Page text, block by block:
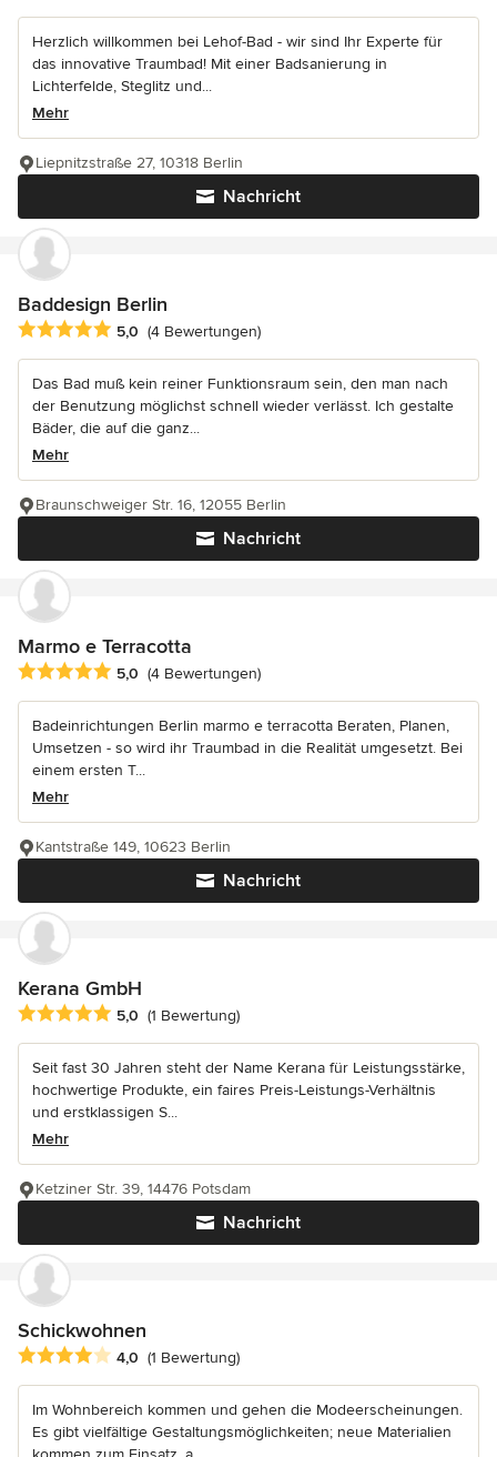
Herzlich willkommen bei Lehof-Bad - wir sind Ihr Experte für
das innovative Traumbad! Mit einer Badsanierung in
Lichterfelde, Steglitz und...
Mehr
Nachricht
Liepnitzstraße 27, 10318 Berlin
Baddesign Berlin
Durchschnittliche Bewertung: 5 von 5 Sternen
5,0 (4 Bewertungen)
Das Bad muß kein reiner Funktionsraum sein, den man nach
der Benutzung möglichst schnell wieder verlässt. Ich gestalte
Bäder, die auf die ganz...
Mehr
Nachricht
Braunschweiger Str. 16, 12055 Berlin
Marmo e Terracotta
Durchschnittliche Bewertung: 5 von 5 Sternen
5,0 (4 Bewertungen)
Badeinrichtungen Berlin marmo e terracotta Beraten, Planen,
Umsetzen - so wird ihr Traumbad in die Realität umgesetzt. Bei
einem ersten T...
Mehr
Nachricht
Kantstraße 149, 10623 Berlin
Kerana GmbH
Durchschnittliche Bewertung: 5 von 5 Sternen
5,0 (1 Bewertung)
Seit fast 30 Jahren steht der Name Kerana für Leistungsstärke,
hochwertige Produkte, ein faires Preis-Leistungs-Verhältnis
und erstklassigen S...
Mehr
Nachricht
Ketziner Str. 39, 14476 Potsdam
Schickwohnen
Durchschnittliche Bewertung: 4 von 5 Sternen
4,0 (1 Bewertung)
Im Wohnbereich kommen und gehen die Modeerscheinungen.
Es gibt vielfältige Gestaltungsmöglichkeiten; neue Materialien